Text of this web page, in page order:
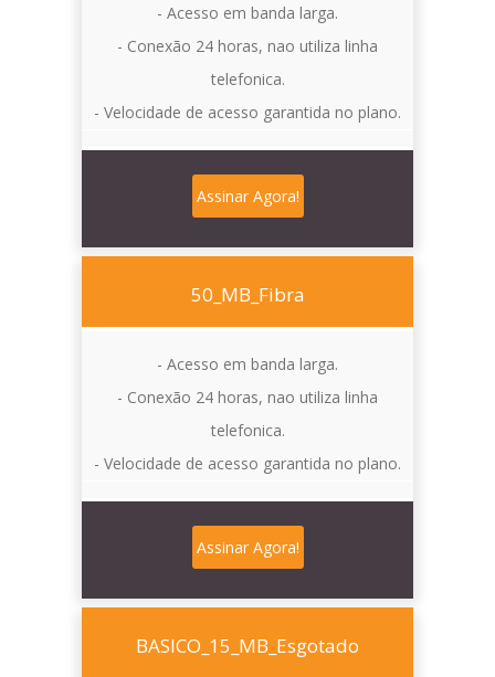
- Acesso em banda larga.
- Conexão 24 horas, nao utiliza linha
telefonica.
- Velocidade de acesso garantida no plano.
Assinar Agora!
50_MB_Fibra
- Acesso em banda larga.
- Conexão 24 horas, nao utiliza linha
telefonica.
- Velocidade de acesso garantida no plano.
Assinar Agora!
BASICO_15_MB_Esgotado